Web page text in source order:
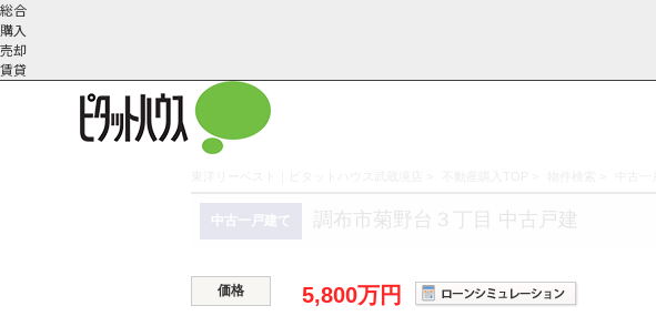
総合
購入
売却
賃貸
こだわりの条件で検索 町名から探す 学区から探す
会社概
要
スタッフ紹
採用情
中古一戸建て 調布市菊野台３丁目 中古戸建
価格 5,800万円